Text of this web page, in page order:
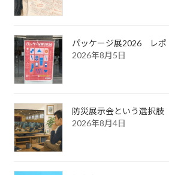
パッケージ展2026 レポ
2026年8月5日
防災展示会という選択肢
2026年8月4日